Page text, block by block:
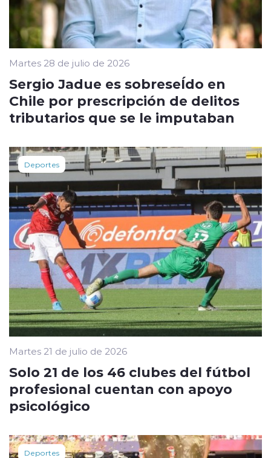
Martes 28 de julio de 2026
Sergio Jadue es sobreseÍdo en
Chile por prescripción de delitos
tributarios que se le imputaban
Deportes
Martes 21 de julio de 2026
Solo 21 de los 46 clubes del fútbol
profesional cuentan con apoyo
psicológico
Deportes